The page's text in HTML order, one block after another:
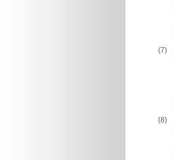
(7)
(8)